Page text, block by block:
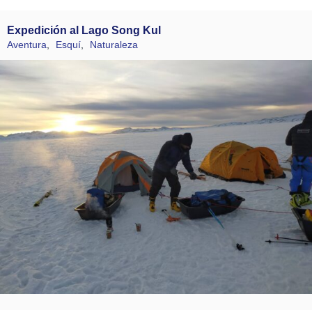
Expedición al Lago Song Kul
Aventura Esquí Naturaleza